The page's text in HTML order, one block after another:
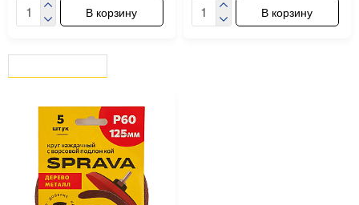
В корзину В корзину